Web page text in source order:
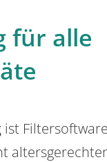
für alle
ist